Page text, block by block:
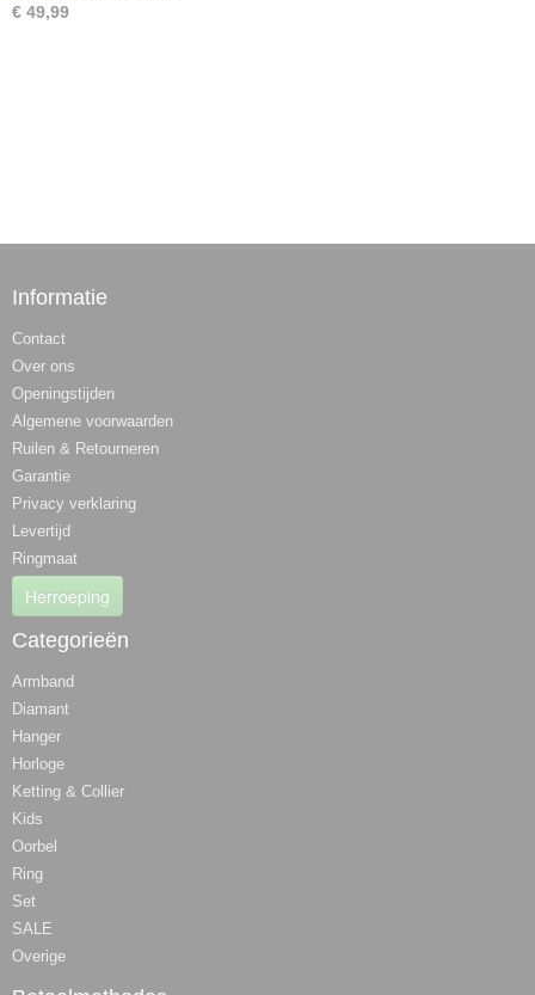
€ 49,99
Informatie
Contact
Over ons
Openingstijden
Algemene voorwaarden
Ruilen & Retourneren
Garantie
Privacy verklaring
Levertijd
Ringmaat
Herroeping
Categorieën
Armband
Diamant
Hanger
Horloge
Ketting & Collier
Kids
Oorbel
Ring
Set
SALE
Overige